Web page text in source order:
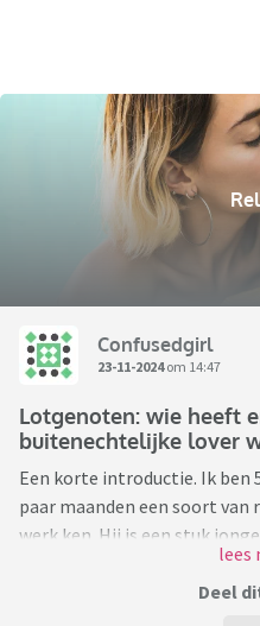
Confusedgirl
23-11-2024om 14:47
Lotgenoten: wie heeft
buitenechtelijke lover
Een korte introductie. Ik ben
paar maanden een soort
werk ken. Hij is een stuk
Deel